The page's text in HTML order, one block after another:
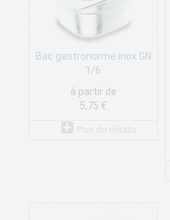
Bac gastronorme inox GN
1/6
à partir de
5,75 €